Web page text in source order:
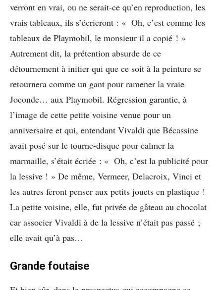
verront en vrai, ou ne serait-ce qu’en reproduction, les
vrais tableaux, ils s’écrieront : « Oh, c’est comme les
tableaux de Playmobil, le monsieur il a copié ! »
Autrement dit, la prétention absurde de ce
détournement à initier qui que ce soit à la peinture se
retournera comme un gant pour ramener la vraie
Joconde… aux Playmobil. Régression garantie, à
l’image de cette petite voisine venue pour un
anniversaire et qui, entendant Vivaldi que Bécassine
avait posé sur le tourne-disque pour calmer la
marmaille, s’était écriée : « Oh, c’est la publicité pour
la lessive ! » De même, Vermeer, Delacroix, Vinci et
les autres feront penser aux petits jouets en plastique !
La petite voisine, elle, fut privée de gâteau au chocolat
car associer Vivaldi à de la lessive n’était pas passé ;
elle avait qu’à pas…
Grande foutaise